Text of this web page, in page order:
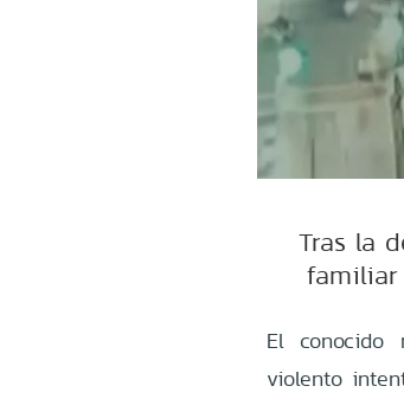
Tras la
familiar
El conocido
violento